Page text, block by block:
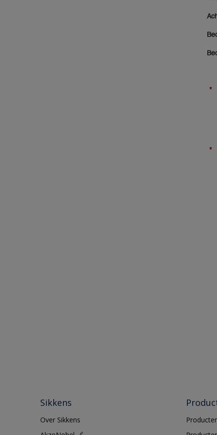
Sikkens
Over Sikkens